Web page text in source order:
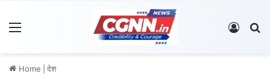
Log In
Home देश